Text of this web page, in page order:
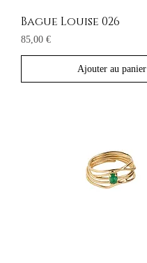
Bague Louise 026
Prix
85,00 €
Ajouter au panier